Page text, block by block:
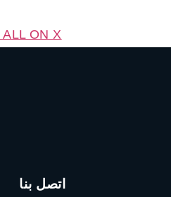
عيادة ALL ON X
اتصل بنا